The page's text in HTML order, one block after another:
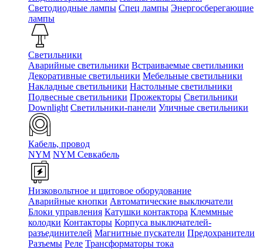
Светодиодные лампы Спец лампы Энергосберегающие
лампы
Светильники
Аварийные светильники Встраиваемые светильники
Декоративные светильники Мебельные светильники
Накладные светильники Настольные светильники
Подвесные светильники Прожекторы Светильники
Downlight Светильники-панели Уличные светильники
Кабель, провод
NYM NYM Севкабель
Низковольтное и щитовое оборудование
Аварийные кнопки Автоматические выключатели
Блоки управления Катушки контактора Клеммные
колодки Контакторы Корпуса выключателей-
разъединителей Магнитные пускатели Предохранители
Разъемы Реле Трансформаторы тока